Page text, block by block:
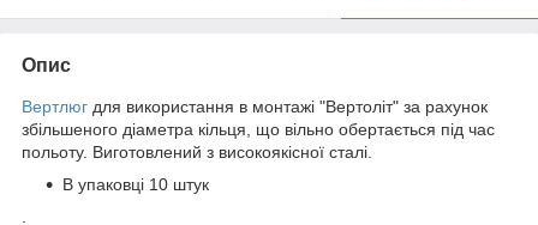
Опис
Вертлюг для використання в монтажі "Вертоліт" за рахунок
збільшеного діаметра кільця, що вільно обертається під час
польоту. Виготовлений з високоякісної сталі.
В упаковці 10 штук